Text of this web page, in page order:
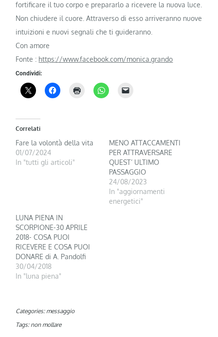
fortificare il tuo corpo e prepararlo a ricevere la nuova luce.
Non chiudere il cuore. Attraverso di esso arriveranno nuove
intuizioni e nuovi segnali che ti guideranno.
Con amore
Fonte : https://www.facebook.com/monica.grando
Condividi:
Correlati
Fare la volontà della vita
01/07/2024
In "tutti gli articoli"
MENO ATTACCAMENTI
PER ATTRAVERSARE
QUEST’ ULTIMO
PASSAGGIO
24/08/2023
In "aggiornamenti
energetici"
LUNA PIENA IN
SCORPIONE-30 APRILE
2018- COSA PUOI
RICEVERE E COSA PUOI
DONARE di A. Pandolfi
30/04/2018
In "luna piena"
Categories: messaggio
Tags: non mollare